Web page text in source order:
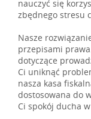
nauczyć się
zbędnego stresu
Nasze
przepisami
dotyczące
Ci uniknąć
nasza kasa
dostosowana do
Ci spokój ducha